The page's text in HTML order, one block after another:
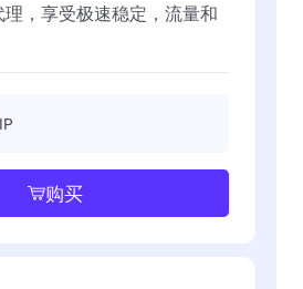
，享受极速稳定，流量和
购买